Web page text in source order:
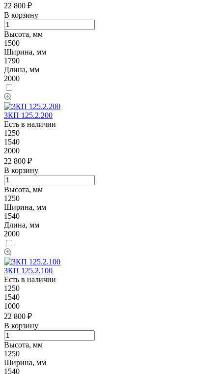
22 800 ₽
В корзину
Высота, мм
1500
Ширина, мм
1790
Длина, мм
2000
3КП 125.2.200
Есть в наличии
1250
1540
2000
22 800 ₽
В корзину
Высота, мм
1250
Ширина, мм
1540
Длина, мм
2000
3КП 125.2.100
Есть в наличии
1250
1540
1000
22 800 ₽
В корзину
Высота, мм
1250
Ширина, мм
1540